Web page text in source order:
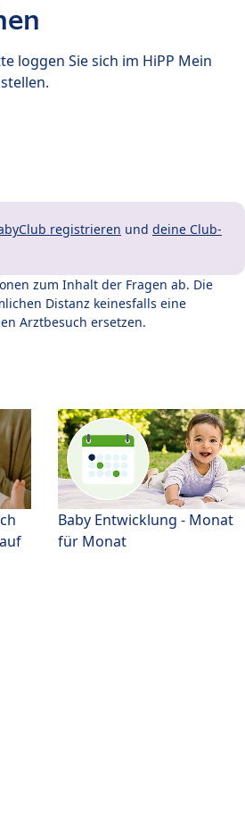
loggen Sie sich im HiPP Mein
registrieren und deine Club-
zum Inhalt der Fragen ab. Die
Distanz keinesfalls eine
Arztbesuch ersetzen.
Baby Entwicklung - Monat
für Monat